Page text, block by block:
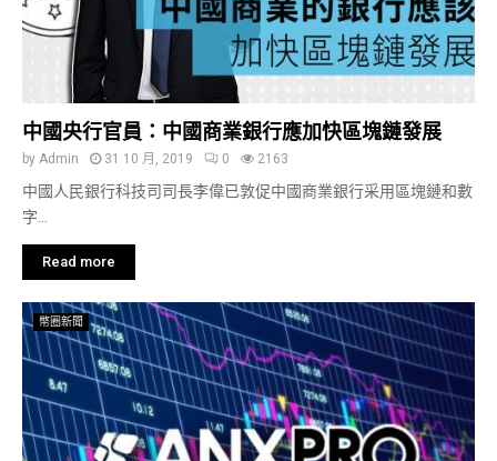
中國央行官員：中國商業銀行應加快區塊鏈發展
by Admin 31 10 月, 2019 0 2163
中國人民銀行科技司司長李偉已敦促中國商業銀行采用區塊鏈和數
字...
Read more
幣圈新聞